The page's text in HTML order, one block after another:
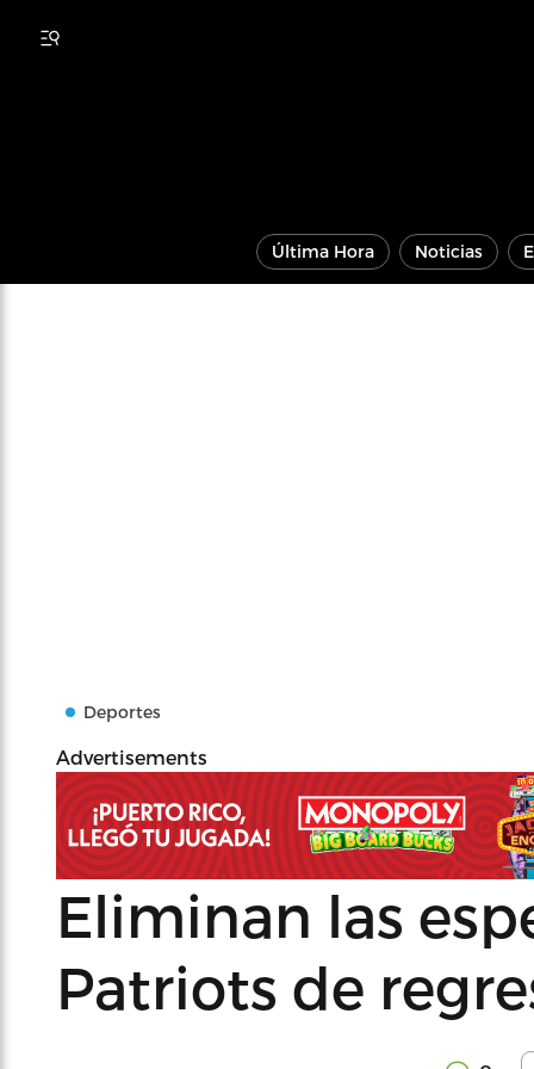
Última Hora Noticias
Deportes
Advertisements
Eliminan las
Patriots de